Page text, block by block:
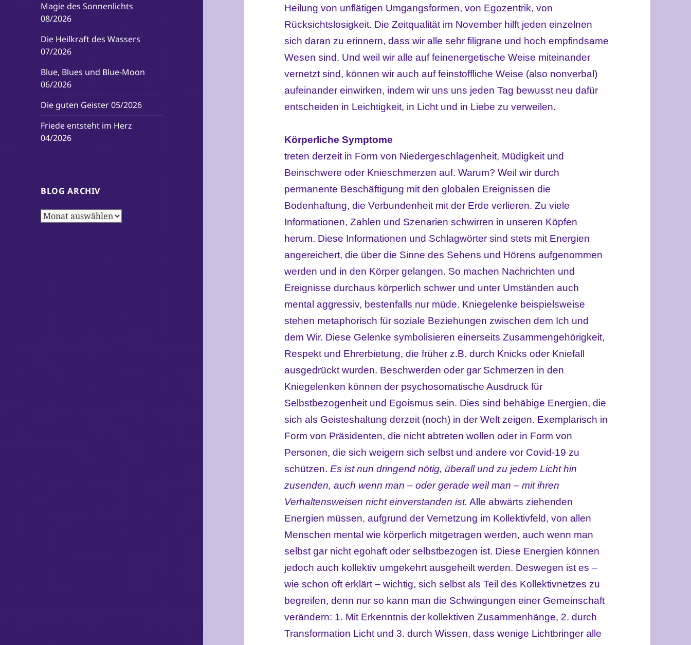
Magie des Sonnenlichts
08/2026
Die Heilkraft des Wassers
07/2026
Blue, Blues und Blue-Moon
06/2026
Die guten Geister 05/2026
Friede entsteht im Herz
04/2026
BLOG ARCHIV
Blog
Heilung von unflätigen Umgangsformen, von Egozentrik, von
Rücksichtslosigkeit. Die Zeitqualität im November hilft jeden einzelnen
sich daran zu erinnern, dass wir alle sehr filigrane und hoch empfindsame
Wesen sind. Und weil wir alle auf feinenergetische Weise miteinander
vernetzt sind, können wir auch auf feinstoffliche Weise (also nonverbal)
aufeinander einwirken, indem wir uns uns jeden Tag bewusst neu dafür
entscheiden in Leichtigkeit, in Licht und in Liebe zu verweilen.
Körperliche Symptome
treten derzeit in Form von Niedergeschlagenheit, Müdigkeit und
Beinschwere oder Knieschmerzen auf. Warum? Weil wir durch
permanente Beschäftigung mit den globalen Ereignissen die
Bodenhaftung, die Verbundenheit mit der Erde verlieren. Zu viele
Informationen, Zahlen und Szenarien schwirren in unseren Köpfen
herum. Diese Informationen und Schlagwörter sind stets mit Energien
angereichert, die über die Sinne des Sehens und Hörens aufgenommen
werden und in den Körper gelangen. So machen Nachrichten und
Ereignisse durchaus körperlich schwer und unter Umständen auch
mental aggressiv, bestenfalls nur müde. Kniegelenke beispielsweise
stehen metaphorisch für soziale Beziehungen zwischen dem Ich und
dem Wir. Diese Gelenke symbolisieren einerseits Zusammengehörigkeit,
Respekt und Ehrerbietung, die früher z.B. durch Knicks oder Kniefall
ausgedrückt wurden. Beschwerden oder gar Schmerzen in den
Kniegelenken können der psychosomatische Ausdruck für
Selbstbezogenheit und Egoismus sein. Dies sind behäbige Energien, die
sich als Geisteshaltung derzeit (noch) in der Welt zeigen. Exemplarisch in
Form von Präsidenten, die nicht abtreten wollen oder in Form von
Personen, die sich weigern sich selbst und andere vor Covid-19 zu
schützen.Es ist nun dringend nötig, überall und zu jedem Licht hin
zusenden, auch wenn man – oder gerade weil man – mit ihren
Verhaltensweisen nicht einverstanden ist. Alle abwärts ziehenden
Energien müssen, aufgrund der Vernetzung im Kollektivfeld, von allen
Menschen mental wie körperlich mitgetragen werden, auch wenn man
selbst gar nicht egohaft oder selbstbezogen ist. Diese Energien können
jedoch auch kollektiv umgekehrt ausgeheilt werden. Deswegen ist es –
wie schon oft erklärt – wichtig, sich selbst als Teil des Kollektivnetzes zu
begreifen, denn nur so kann man die Schwingungen einer Gemeinschaft
verändern: 1. Mit Erkenntnis der kollektiven Zusammenhänge, 2. durch
Transformation Licht und 3. durch Wissen, dass wenige Lichtbringer alle